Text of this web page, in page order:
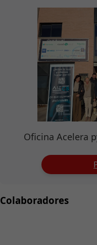
Oficina Acelera
Colaboradores